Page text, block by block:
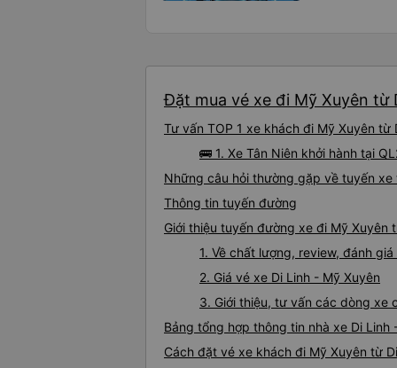
Đặt mua vé xe đi Mỹ Xuyên từ
Tư vấn TOP 1 xe khách đi Mỹ Xuyên
🚌 1. Xe Tân Niên khởi hành tại
Những câu hỏi thường gặp về tuyến xe
Thông tin tuyến đường
Giới thiệu tuyến đường xe đi Mỹ Xuyên
1. Về chất lượng, review, đánh
2. Giá vé xe Di Linh - Mỹ Xuyên
3. Giới thiệu, tư vấn các dòng xe
Bảng tổng hợp thông tin nhà xe Di Linh
Cách đặt vé xe khách đi Mỹ Xuyên từ